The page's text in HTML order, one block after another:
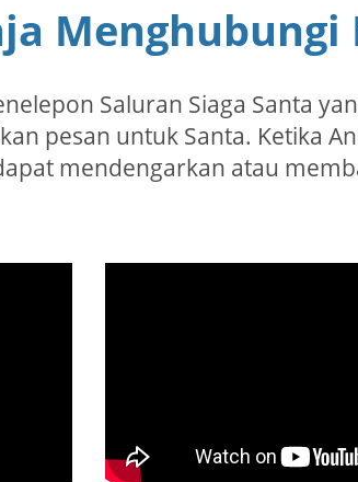
Saluran Siaga Santa
pesan untuk Santa. Ketika
mendengarkan atau